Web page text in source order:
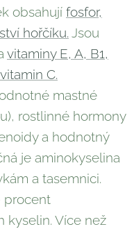
obsahují fosfor,
hořčíku. Jsou
vitaminy E, A, B1,
C.
mastné
rostlinné hormony
a hodnotný
je aminokyselina
a tasemnici.
procent
kyselin. Více než